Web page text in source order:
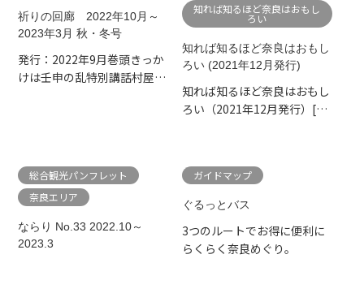
祈りの回廊 2022年10月～
2023年3月 秋・冬号
発行：2022年9月巻頭きっか
けは壬申の乱特別講話村屋坐
知れば知るほど奈良はおもし
ろい
知れば知るほど奈良はおもし
ろい (2021年12月発行)
知れば知るほど奈良はおもし
ろい（2021年12月発行）[特
総合観光パンフレット
奈良エリア
ならり No.33 2022.10～
2023.3
ガイドマップ
ぐるっとバス
3つのルートでお得に便利に
らくらく奈良めぐり。